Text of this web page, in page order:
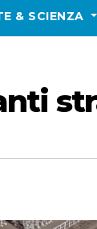
& SCIENZA